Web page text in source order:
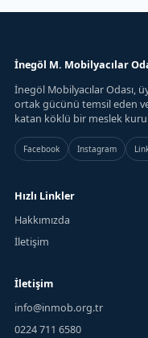
İnegöl M. Mobilyacılar
İnegöl Mobilyacılar Odası,
ortak gücünü temsil eden
katan köklü bir meslek
Facebook Instagram
Hızlı Linkler
Hakkımızda
İletişim
İletişim
info@inmob.org.tr
0224 711 6580